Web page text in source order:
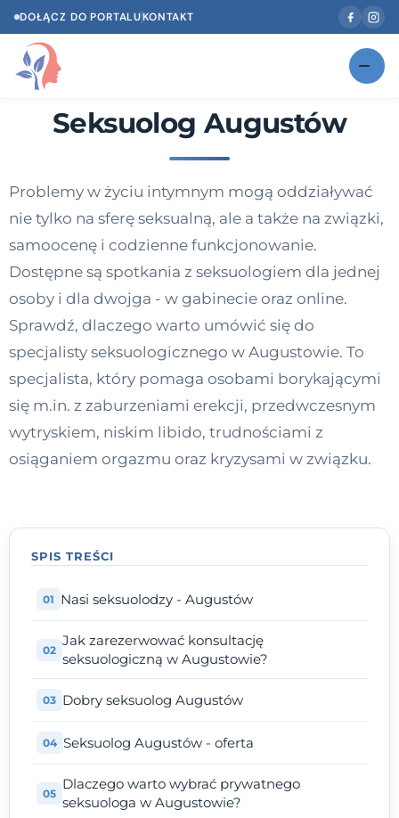
DOŁĄCZ DO PORTALUKONTAKT
Znajdź swojego specjalistę NOWOŚĆ
Według specjalizacji
Diagnozy psychologiczne
Testy psychologiczne
Dawka wiedzy
Dla specjalistów
Kontakt
Seksuolog Augustów
Problemy w życiu intymnym mogą oddziaływać
nie tylko na sferę seksualną, ale a także na związki,
samoocenę i codzienne funkcjonowanie.
Dostępne są spotkania z seksuologiem dla jednej
osoby i dla dwojga - w gabinecie oraz online.
Sprawdź, dlaczego warto umówić się do
specjalisty seksuologicznego w Augustowie. To
specjalista, który pomaga osobami borykającymi
się m.in. z zaburzeniami erekcji, przedwczesnym
wytryskiem, niskim libido, trudnościami z
osiąganiem orgazmu oraz kryzysami w związku.
SPIS TREŚCI
Nasi seksuolodzy - Augustów
Jak zarezerwować konsultację
seksuologiczną w Augustowie?
Dobry seksuolog Augustów
Seksuolog Augustów - oferta
Dlaczego warto wybrać prywatnego
seksuologa w Augustowie?